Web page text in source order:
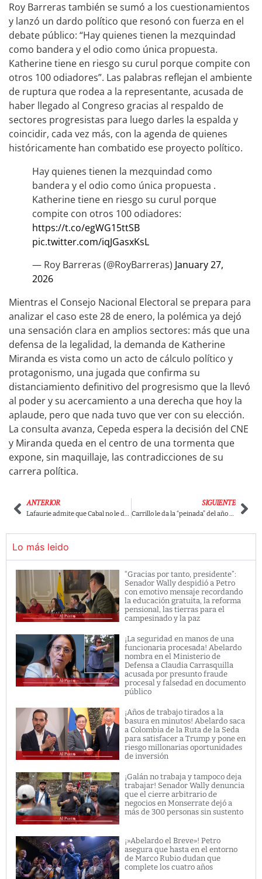
Roy Barreras también se sumó a los cuestionamientos
y lanzó un dardo político que resonó con fuerza en el
debate público: “Hay quienes tienen la mezquindad
como bandera y el odio como única propuesta.
Katherine tiene en riesgo su curul porque compite con
otros 100 odiadores”. Las palabras reflejan el ambiente
de ruptura que rodea a la representante, acusada de
haber llegado al Congreso gracias al respaldo de
sectores progresistas para luego darles la espalda y
coincidir, cada vez más, con la agenda de quienes
históricamente han combatido ese proyecto político.
Hay quienes tienen la mezquindad como
bandera y el odio como única propuesta .
Katherine tiene en riesgo su curul porque
compite con otros 100 odiadores:
https://t.co/egWG15ttSB
pic.twitter.com/iqJGasxKsL
— Roy Barreras (@RoyBarreras) January 27,
2026
Mientras el Consejo Nacional Electoral se prepara para
analizar el caso este 28 de enero, la polémica ya dejó
una sensación clara en amplios sectores: más que una
defensa de la legalidad, la demanda de Katherine
Miranda es vista como un acto de cálculo político y
protagonismo, una jugada que confirma su
distanciamiento definitivo del progresismo que la llevó
al poder y su acercamiento a una derecha que hoy la
aplaude, pero que nada tuvo que ver con su elección.
La consulta avanza, Cepeda espera la decisión del CNE
y Miranda queda en el centro de una tormenta que
expone, sin maquillaje, las contradicciones de su
carrera política.
ANTERIOR
Lafaurie admite que Cabal no le debe lealtad a nadie, ni siquiera a la consulta de derecha, y deja servida la salida con Abelardo de la Espriella
SIGUIENTE
Carrillo le da la “peinada” del año a Jennifer Pedraza por posar como voz moral mientras se alía con Juan Manuel Galán quien niega el genocidio en Gaza
Lo más leido
“Gracias por tanto, presidente”:
Senador Wally despidió a Petro
con emotivo mensaje recordando
la educación gratuita, la reforma
pensional, las tierras para el
campesinado y la paz
¡La seguridad en manos de una
funcionaria procesada! Abelardo
nombra en el Ministerio de
Defensa a Claudia Carrasquilla
acusada por presunto fraude
procesal y falsedad en documento
público
¡Años de trabajo tirados a la
basura en minutos! Abelardo saca
a Colombia de la Ruta de la Seda
para satisfacer a Trump y pone en
riesgo millonarias oportunidades
de inversión
¡Galán no trabaja y tampoco deja
trabajar! Senador Wally denuncia
que el cierre arbitrario de
negocios en Monserrate dejó a
más de 300 personas sin sustento
¡»Abelardo el Breve»! Petro
asegura que hasta en el entorno
de Marco Rubio dudan que
complete los cuatro años